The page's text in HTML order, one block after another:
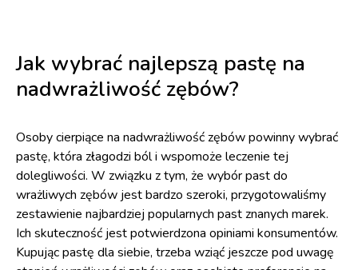
Jak wybrać najlepszą pastę na
nadwrażliwość zębów?
Osoby cierpiące na nadwrażliwość zębów powinny wybrać
pastę, która złagodzi ból i wspomoże leczenie tej
dolegliwości. W związku z tym, że wybór past do
wrażliwych zębów jest bardzo szeroki, przygotowaliśmy
zestawienie najbardziej popularnych past znanych marek.
Ich skuteczność jest potwierdzona opiniami konsumentów.
Kupując pastę dla siebie, trzeba wziąć jeszcze pod uwagę